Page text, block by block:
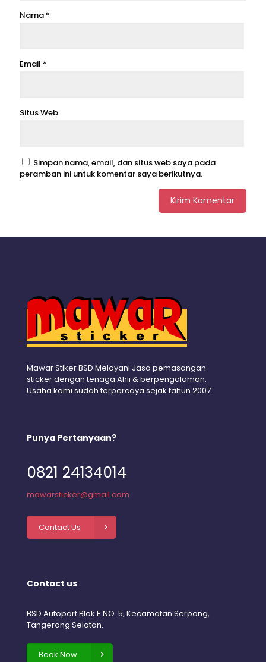
Nama *
Email *
Situs Web
Simpan nama, email, dan situs web saya pada
peramban ini untuk komentar saya berikutnya.
Mawar Stiker BSD Melayani Jasa pemasangan
sticker dengan tenaga Ahli & berpengalaman.
Usaha kami sudah terpercaya sejak tahun 2007.
Punya Pertanyaan?
0821 24134014
mawarsticker@gmail.com
Contact Us
Contact us
BSD Autopart Blok E NO. 5, Kecamatan Serpong,
Tangerang Selatan.
Book Now